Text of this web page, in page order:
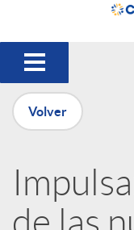
Saltar al contenido
u
Volver